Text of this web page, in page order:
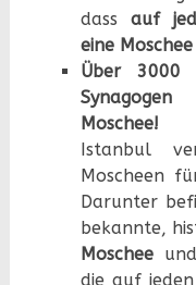
dass auf
eine Moschee
Über 3000
Moschee!
Istanbul
Moscheen
Darunter
bekannte,
Moschee
die auf